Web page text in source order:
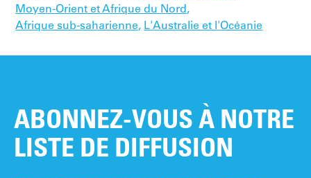
Moyen-Orient et Afrique du Nord,
Afrique sub-saharienne, L'Australie et l'Océanie
ABONNEZ-VOUS À NOTRE
LISTE DE DIFFUSION